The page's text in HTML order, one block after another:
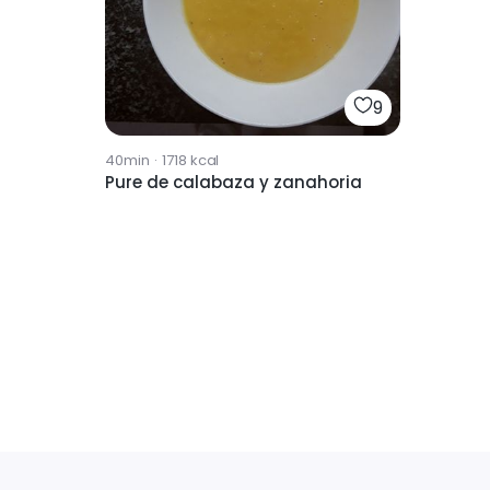
9
40min · 1718 kcal
Pure de calabaza y zanahoria